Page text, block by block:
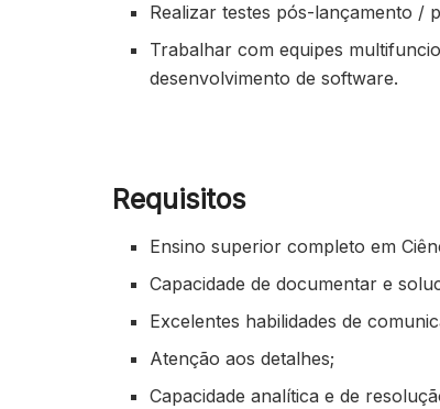
Realizar testes pós-lançamento /
Trabalhar com equipes
desenvolvimento de software.
Requisitos
Ensino superior completo em
Capacidade de documentar e
Excelentes habilidades de
Atenção aos detalhes;
Capacidade analítica e de